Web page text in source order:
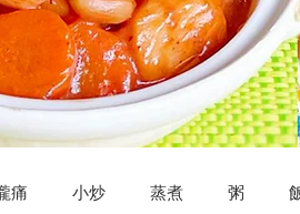
痛 小炒 蒸煮 粥